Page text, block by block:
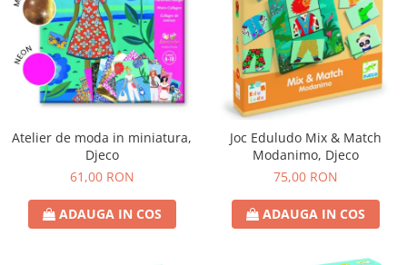
Atelier de moda in miniatura,
Djeco
61,00 RON
ADAUGA IN COS
Joc Eduludo Mix & Match
Modanimo, Djeco
75,00 RON
ADAUGA IN COS